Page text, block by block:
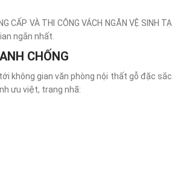
VÀ THI CÔNG VÁCH NGĂN VỆ SINH TẠI
ngắn nhất.
CHỐNG
không gian văn phòng nội thất gỗ đặc sắc.
ưu việt, trang nhã: